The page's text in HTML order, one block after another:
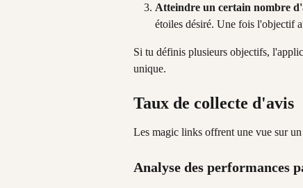
Atteindre un certain nombre
étoiles désiré. Une fois l'objectif
Si tu définis plusieurs objectifs,
unique.
Taux de collecte d'avis
Les magic links offrent une vue sur
Analyse des performances